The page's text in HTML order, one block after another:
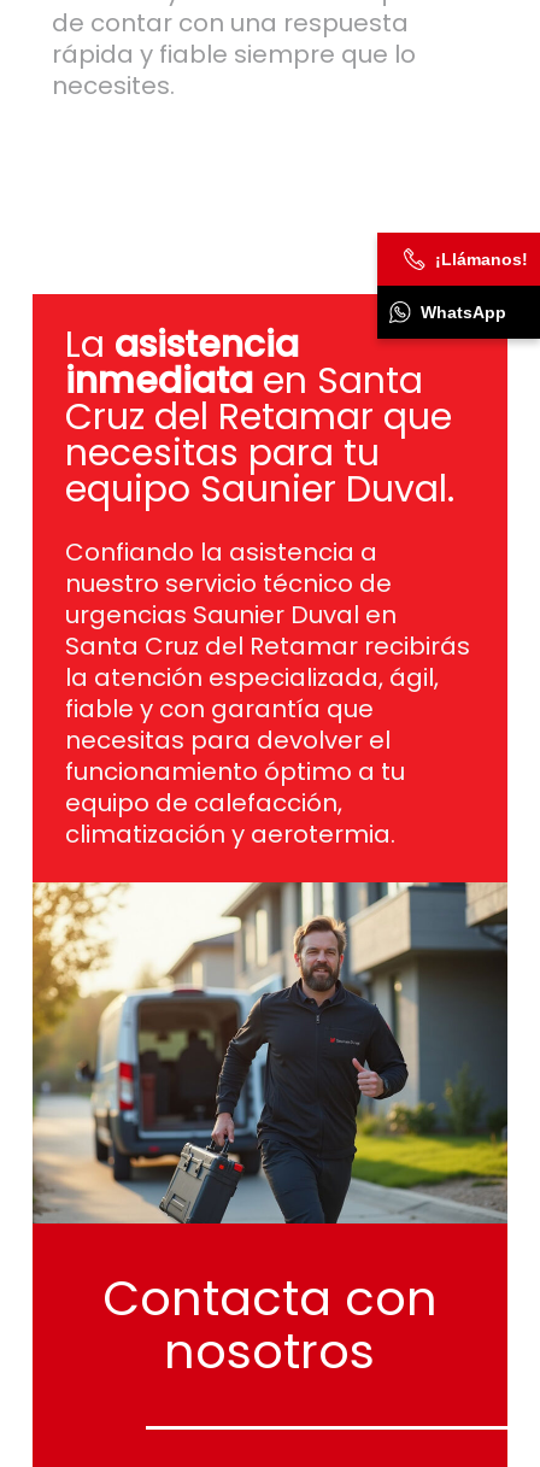
de contar con una respuesta
rápida y fiable siempre que lo
necesites.
La asistencia
inmediataen Santa
Cruz del Retamar que
necesitas para tu
equipo Saunier Duval.
Confiando la asistencia a
nuestro servicio técnico de
urgencias Saunier Duval en
Santa Cruz del Retamar recibirás
la atención especializada, ágil,
fiable y con garantía que
necesitas para devolver el
funcionamiento óptimo a tu
equipo de calefacción,
climatización y aerotermia.
Contacta con
nosotros
¡Llámanos!
WhatsApp